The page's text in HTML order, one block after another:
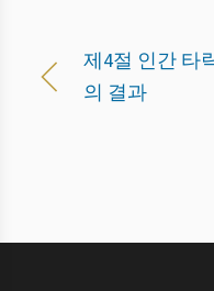
제4절 인간 타
의 결과